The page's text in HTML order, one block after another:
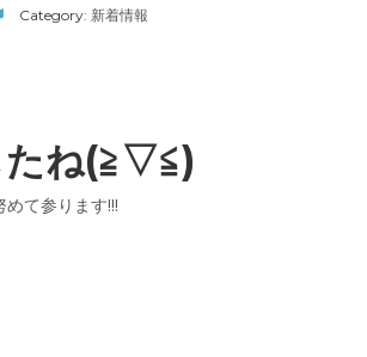
Category: 新着情報
たね(≧▽≦)
て参ります!!!